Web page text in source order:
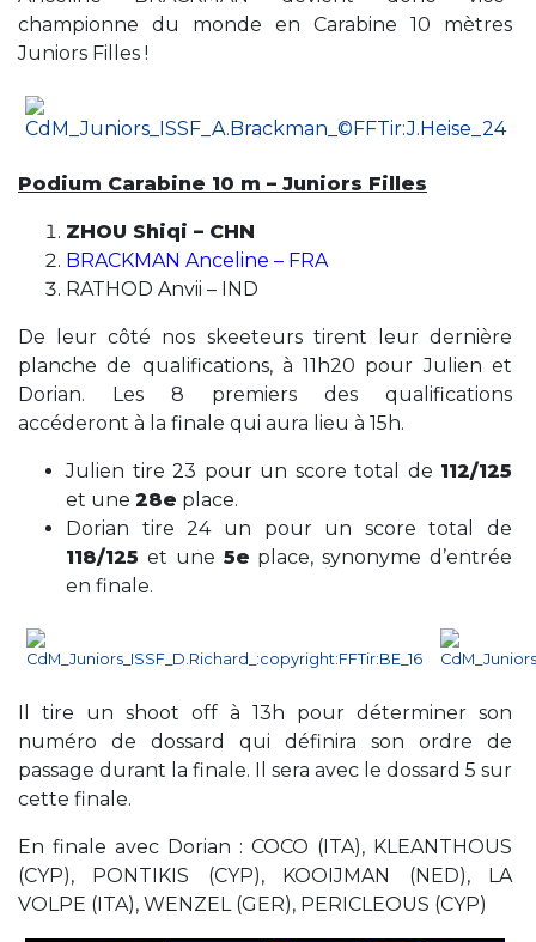
championne du monde en Carabine 10 mètres
Juniors Filles !
Podium Carabine 10 m – Juniors Filles
ZHOU Shiqi – CHN
BRACKMAN Anceline – FRA
RATHOD Anvii – IND
De leur côté nos skeeteurs tirent leur dernière
planche de qualifications, à 11h20 pour Julien et
Dorian. Les 8 premiers des qualifications
accéderont à la finale qui aura lieu à 15h.
Julien tire 23 pour un score total de 112/125
et une 28e place.
Dorian tire 24 un pour un score total de
118/125 et une 5e place, synonyme d’entrée
en finale.
Il tire un shoot off à 13h pour déterminer son
numéro de dossard qui définira son ordre de
passage durant la finale. Il sera avec le dossard 5 sur
cette finale.
En finale avec Dorian : COCO (ITA), KLEANTHOUS
(CYP), PONTIKIS (CYP), KOOIJMAN (NED), LA
VOLPE (ITA), WENZEL (GER), PERICLEOUS (CYP)